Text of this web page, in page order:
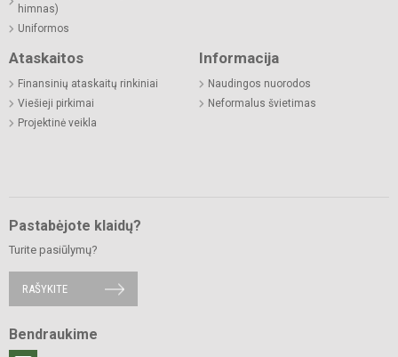
himnas)
Uniformos
Ataskaitos
Finansinių ataskaitų rinkiniai
Viešieji pirkimai
Projektinė veikla
Informacija
Naudingos nuorodos
Neformalus švietimas
Pastabėjote klaidų?
Turite pasiūlymų?
RAŠYKITE
Bendraukime